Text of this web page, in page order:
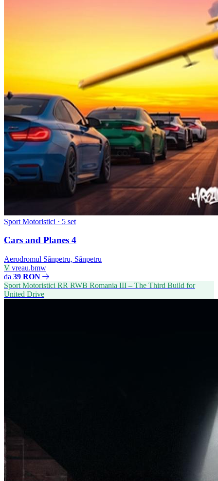
Sport Motoristici · 5 set
Cars and Planes 4
Aerodromul Sânpetru, Sânpetru
V vreau.bmw
da 39 RON
Sport Motoristici RR RWB Romania III – The Third Build for
United Drive